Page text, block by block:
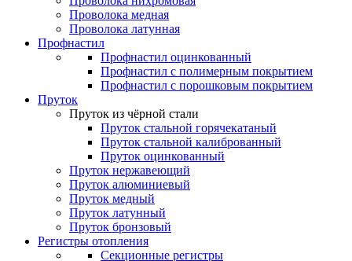
Проволока медная
Проволока латунная
Профнастил
Профнастил оцинкованный
Профнастил с полимерным покрытием
Профнастил с порошковым покрытием
Пруток
Пруток из чёрной стали
Пруток стальной горячекатаный
Пруток стальной калиброванный
Пруток оцинкованный
Пруток нержавеющий
Пруток алюминиевый
Пруток медный
Пруток латунный
Пруток бронзовый
Регистры отопления
Секционные регистры